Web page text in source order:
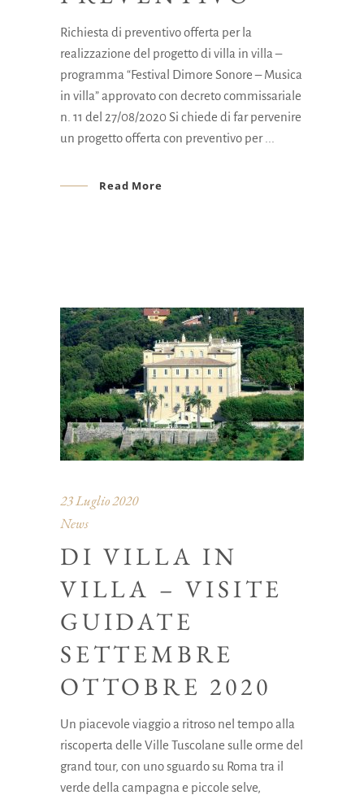
Richiesta di preventivo offerta per la
realizzazione del progetto di villa in villa –
programma “Festival Dimore Sonore – Musica
in villa” approvato con decreto commissariale
n. 11 del 27/08/2020 Si chiede di far pervenire
un progetto offerta con preventivo per
Read More
23 Luglio 2020
News
DI VILLA IN
VILLA – VISITE
GUIDATE
SETTEMBRE
OTTOBRE 2020
Un piacevole viaggio a ritroso nel tempo alla
riscoperta delle Ville Tuscolane sulle orme del
grand tour, con uno sguardo su Roma tra il
verde della campagna e piccole selve,